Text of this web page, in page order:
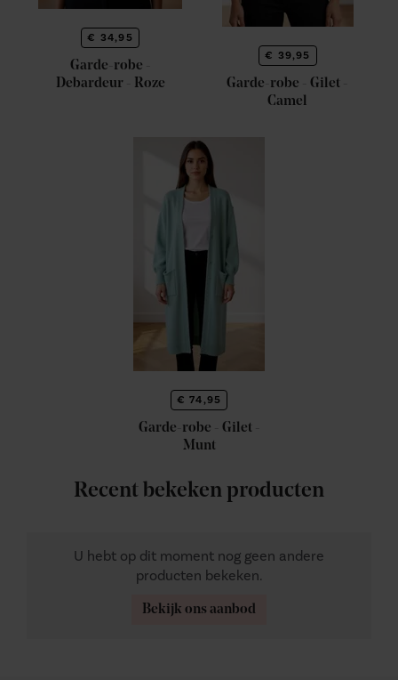
€ 34,95
Garde-robe -
Debardeur - Roze
€ 39,95
Garde-robe - Gilet -
Camel
€ 74,95
Garde-robe - Gilet -
Munt
Recent bekeken producten
U hebt op dit moment nog geen andere
producten bekeken.
Bekijk ons aanbod